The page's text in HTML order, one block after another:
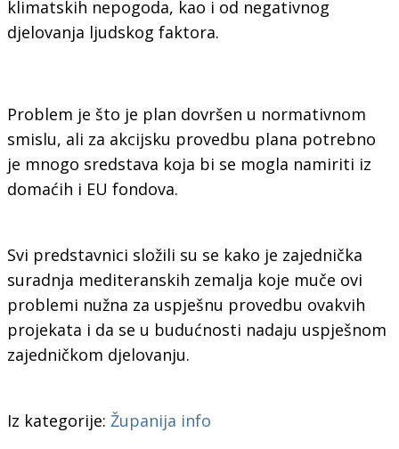
klimatskih nepogoda, kao i od negativnog
djelovanja ljudskog faktora.
Problem je što je plan dovršen u normativnom
smislu, ali za akcijsku provedbu plana potrebno
je mnogo sredstava koja bi se mogla namiriti iz
domaćih i EU fondova.
Svi predstavnici složili su se kako je zajednička
suradnja mediteranskih zemalja koje muče ovi
problemi nužna za uspješnu provedbu ovakvih
projekata i da se u budućnosti nadaju uspješnom
zajedničkom djelovanju.
Iz kategorije: Županija info